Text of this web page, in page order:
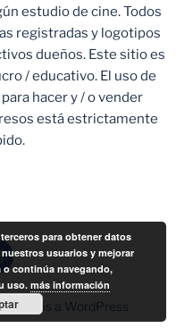
estudio de cine. Todos
registradas y logotipos
dueños. Este sitio es
/ educativo. El uso de
hacer y / o vender
está estrictamente
gracias a WordPress
para obtener datos
usuarios y mejorar
o continúa navegando,
uso.más información